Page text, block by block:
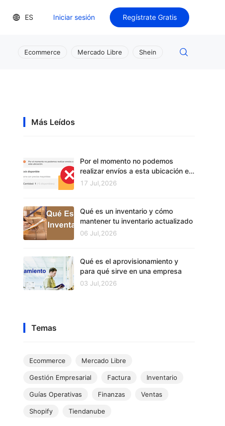
ES Iniciar sesión Regístrate Gratis
Ecommerce Mercado Libre Shein
Más Leídos
Por el momento no podemos
realizar envíos a esta ubicación en
Mercado Libre
17 Jul,2026
Qué es un inventario y cómo
mantener tu inventario actualizado
06 Jul,2026
Qué es el aprovisionamiento y
para qué sirve en una empresa
03 Jul,2026
Temas
Ecommerce Mercado Libre
Gestión Empresarial Factura Inventario
Guías Operativas Finanzas Ventas
Shopify Tiendanube